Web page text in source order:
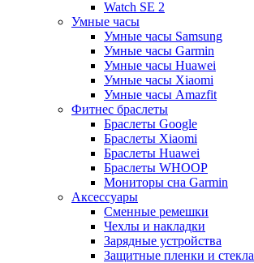
Watch SE 2
Умные часы
Умные часы Samsung
Умные часы Garmin
Умные часы Huawei
Умные часы Xiaomi
Умные часы Amazfit
Фитнес браслеты
Браслеты Google
Браслеты Xiaomi
Браслеты Huawei
Браслеты WHOOP
Мониторы сна Garmin
Аксессуары
Сменные ремешки
Чехлы и накладки
Зарядные устройства
Защитные пленки и стекла